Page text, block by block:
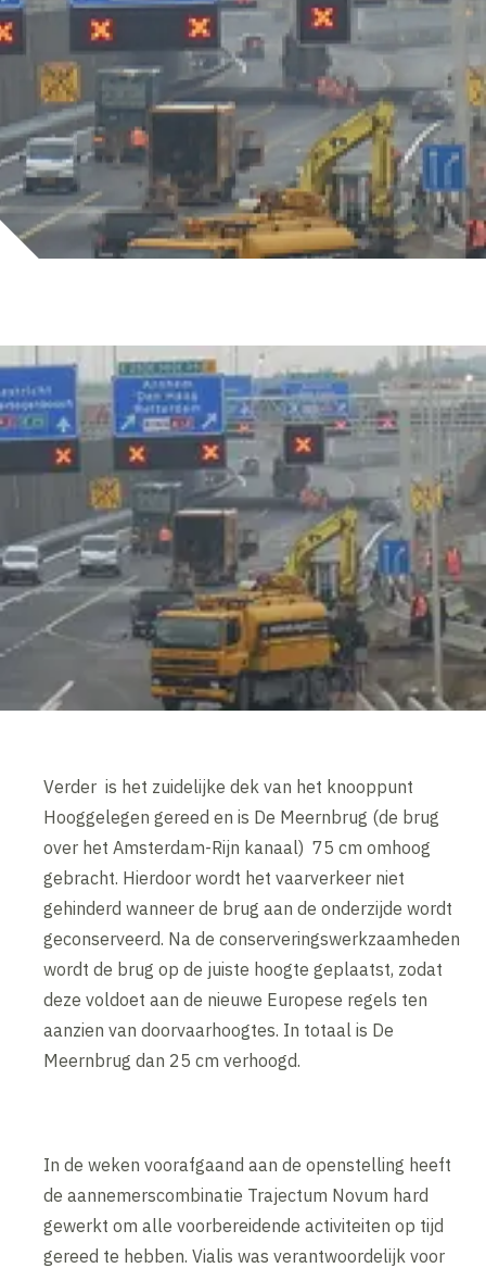
Verder is het zuidelijke dek van het knooppunt
Hooggelegen gereed en is De Meernbrug (de brug
over het Amsterdam-Rijn kanaal) 75 cm omhoog
gebracht. Hierdoor wordt het vaarverkeer niet
gehinderd wanneer de brug aan de onderzijde wordt
geconserveerd. Na de conserveringswerkzaamheden
wordt de brug op de juiste hoogte geplaatst, zodat
deze voldoet aan de nieuwe Europese regels ten
aanzien van doorvaarhoogtes. In totaal is De
Meernbrug dan 25 cm verhoogd.
In de weken voorafgaand aan de openstelling heeft
de aannemerscombinatie Trajectum Novum hard
gewerkt om alle voorbereidende activiteiten op tijd
gereed te hebben. Vialis was verantwoordelijk voor